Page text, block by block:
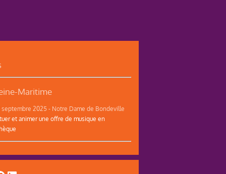
Maritime
septembre 2025 - Notre Dame de Bondeville
et animer une offre de musique en